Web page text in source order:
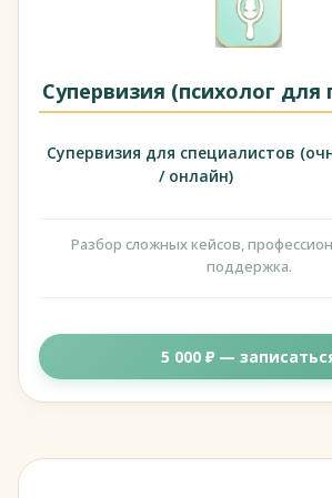
Супервизия (психолог для
Супервизия для специалистов
/ онлайн)
Разбор сложных кейсов,
поддержка.
5 000 ₽ —